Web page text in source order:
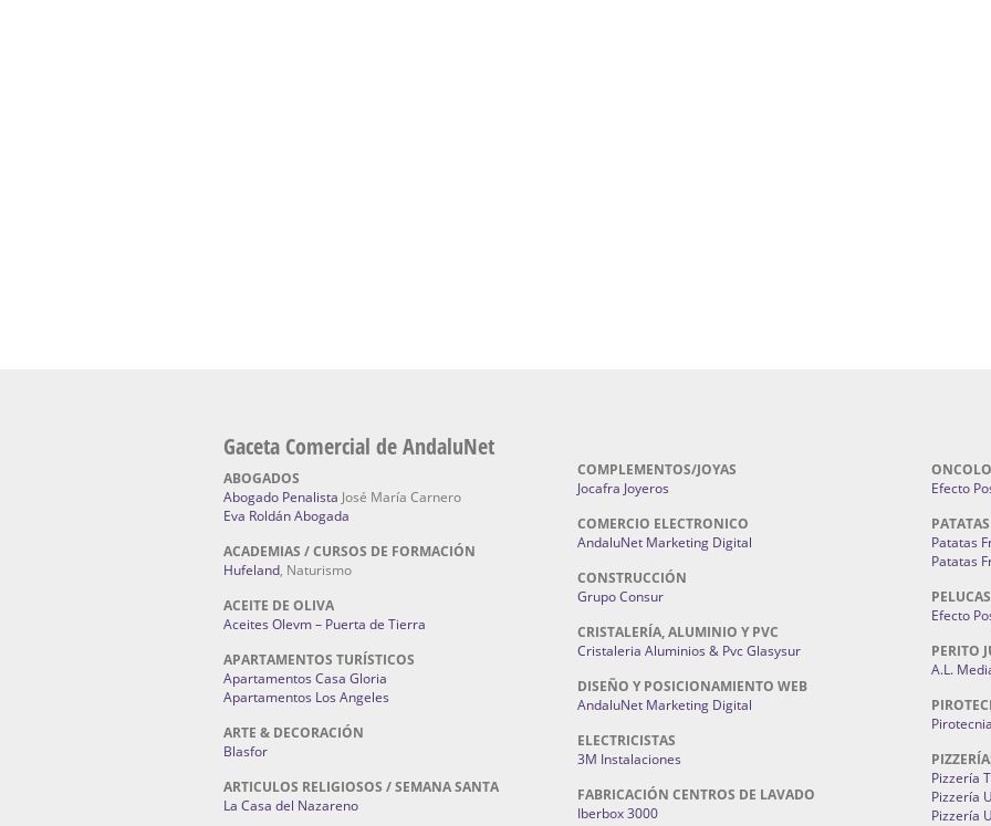
Gaceta Comercial de AndaluNet
ABOGADOS
Abogado Penalista José María Carnero
Eva Roldán Abogada
ACADEMIAS / CURSOS DE FORMACIÓN
Hufeland, Naturismo
ACEITE DE OLIVA
Aceites Olevm – Puerta de Tierra
APARTAMENTOS TURÍSTICOS
Apartamentos Casa Gloria
Apartamentos Los Angeles
ARTE & DECORACIÓN
Blasfor
ARTICULOS RELIGIOSOS / SEMANA SANTA
La Casa del Nazareno
COMPLEMENTOS/JOYAS
Jocafra Joyeros
COMERCIO ELECTRONICO
AndaluNet Marketing Digital
CONSTRUCCIÓN
Grupo Consur
CRISTALERÍA, ALUMINIO Y PVC
Cristaleria Aluminios & Pvc Glasysur
DISEÑO Y POSICIONAMIENTO WEB
AndaluNet Marketing Digital
ELECTRICISTAS
3M Instalaciones
FABRICACIÓN CENTROS DE LAVADO
Iberbox 3000
Efecto
Patatas
Patatas
PELUCAS
Efecto
PERITO
A.L.
Pizzería
Pizzería
Pizzería